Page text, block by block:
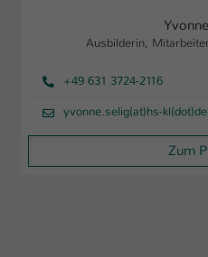
Ausbilderin,
+49 631 3724-2116
yvonne.selig(at)hs-kl(dot)de
Zum